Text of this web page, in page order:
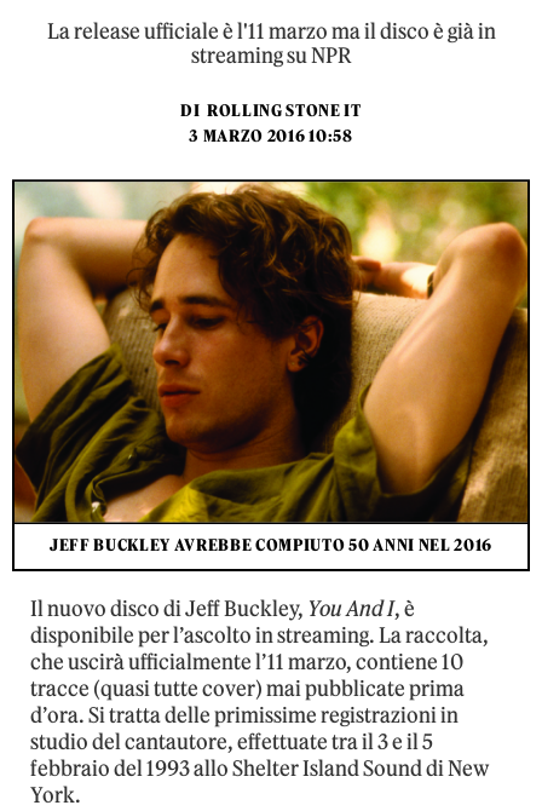
La release ufficiale è l'11 marzo ma il disco è già in
streaming su NPR
DI ROLLING STONE IT
3 MARZO 2016 10:58
JEFF BUCKLEY AVREBBE COMPIUTO 50 ANNI NEL 2016
Il nuovo disco di Jeff Buckley, You And I, è
disponibile per l’ascolto in streaming. La raccolta,
che uscirà ufficialmente l’11 marzo, contiene 10
tracce (quasi tutte cover) mai pubblicate prima
d’ora. Si tratta delle primissime registrazioni in
studio del cantautore, effettuate tra il 3 e il 5
febbraio del 1993 allo Shelter Island Sound di New
York.